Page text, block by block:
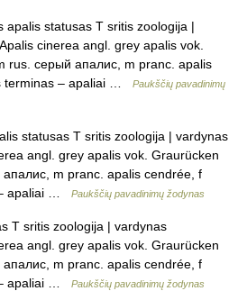
statusas T sritis zoologija |
cinerea angl. grey apalis vok.
rus. серый апалис, m pranc. apalis
terminas – apaliai …
Paukščių pavadinimų
statusas T sritis zoologija | vardynas
angl. grey apalis vok. Graurücken
m pranc. apalis cendrée, f
apaliai …
Paukščių pavadinimų žodynas
T sritis zoologija | vardynas
angl. grey apalis vok. Graurücken
m pranc. apalis cendrée, f
apaliai …
Paukščių pavadinimų žodynas